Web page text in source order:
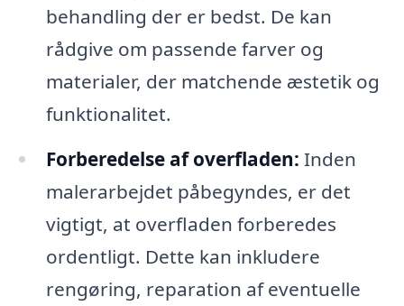
behandling der er bedst. De kan
rådgive om passende farver og
materialer, der matchende æstetik og
funktionalitet.
Forberedelse af overfladen: Inden
malerarbejdet påbegyndes, er det
vigtigt, at overfladen forberedes
ordentligt. Dette kan inkludere
rengøring, reparation af eventuelle